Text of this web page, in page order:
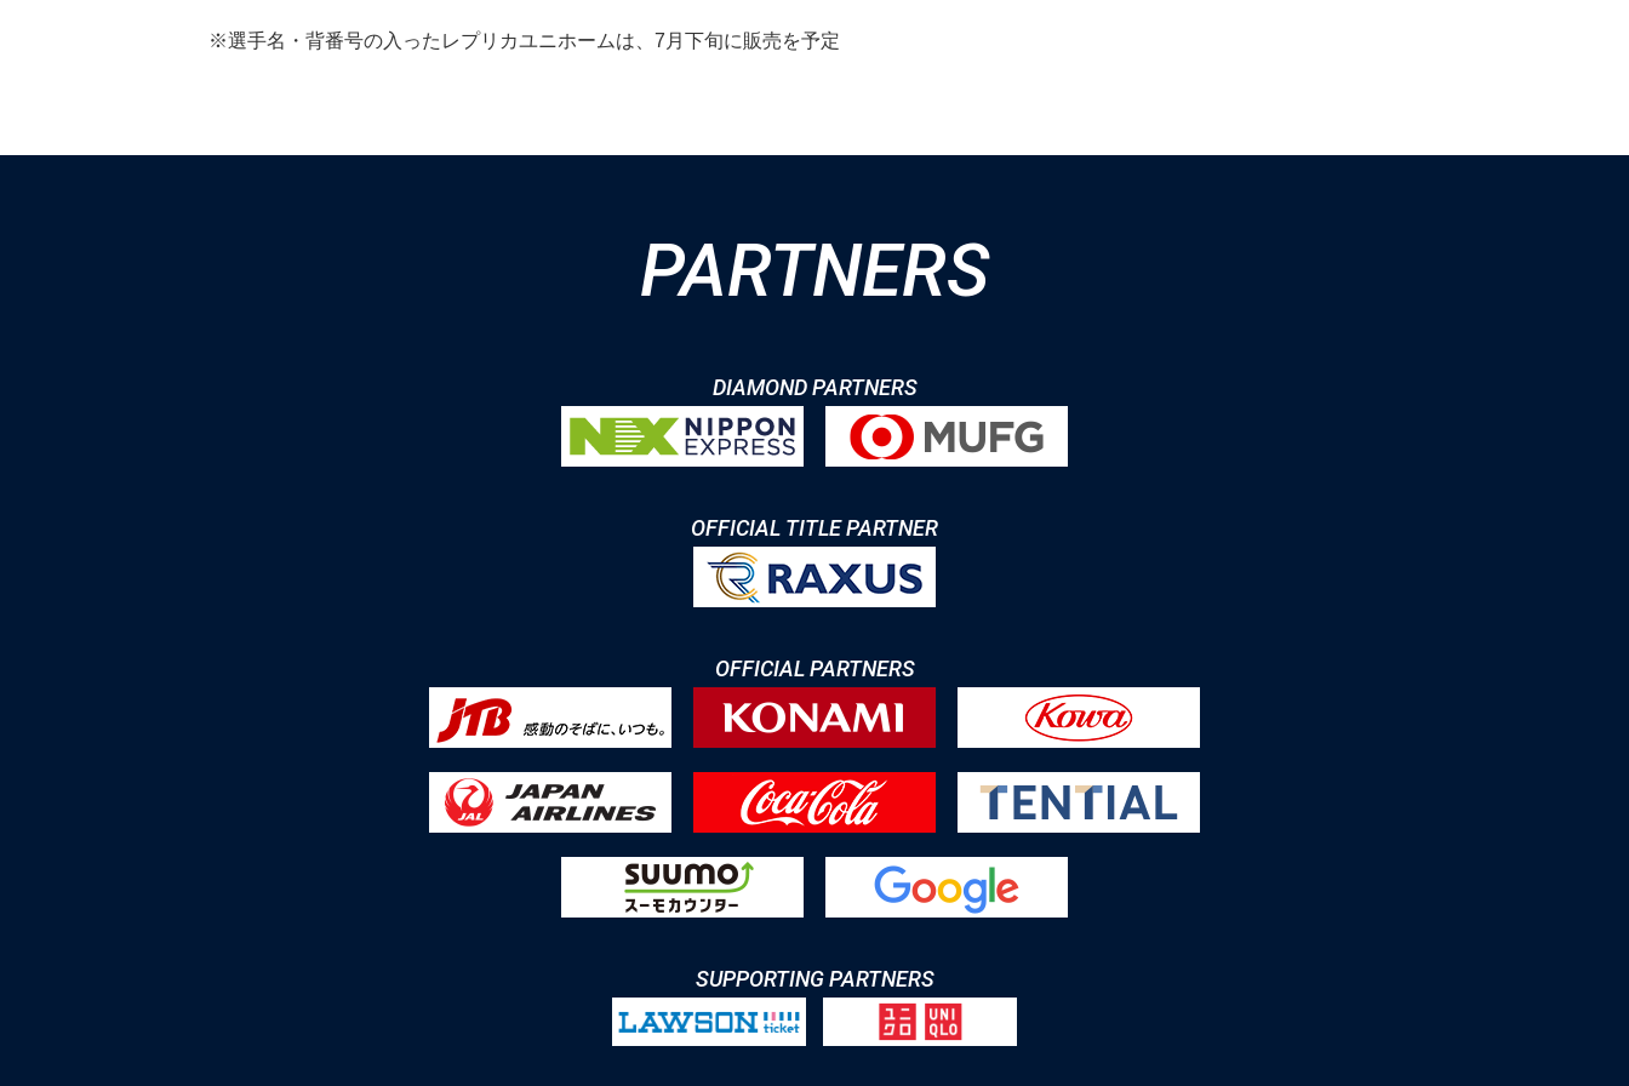
※選手名・背番号の入ったレプリカユニホームは、7月下旬に販売を予定
PARTNERS
DIAMOND PARTNERS
OFFICIAL TITLE PARTNER
OFFICIAL PARTNERS
SUPPORTING PARTNERS